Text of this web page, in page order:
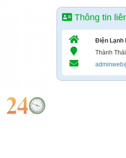
Thông tin
Điện Lạnh
Thành